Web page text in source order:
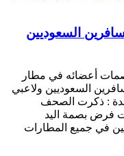
السعوديين
أعضائه في مطار
السعوديين ولاعبي
جدة : ذكرت الصحف
فرض بصمة اليد
في جميع المطارات